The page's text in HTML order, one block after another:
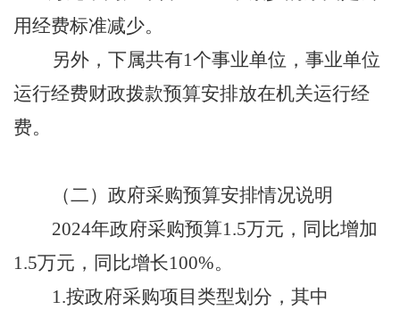
用经费标准减少。
另外，下属共有1个事业单位，事业单位
运行经费财政拨款预算安排放在机关运行经
费。
（二） 政府采购预算安排情况说明
2024年政府采购预算1.5万元，同比增加
1.5万元， 同比增长100%。
1.按政府采购项目类型划分，其中